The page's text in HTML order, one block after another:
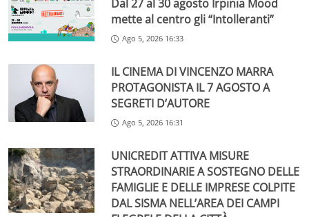
Dal 27 al 30 agosto Irpinia Mood
mette al centro gli “Intolleranti”
Ago 5, 2026 16:33
IL CINEMA DI VINCENZO MARRA
PROTAGONISTA IL 7 AGOSTO A
SEGRETI D’AUTORE
Ago 5, 2026 16:31
UNICREDIT ATTIVA MISURE
STRAORDINARIE A SOSTEGNO DELLE
FAMIGLIE E DELLE IMPRESE COLPITE
DAL SISMA NELL’AREA DEI CAMPI